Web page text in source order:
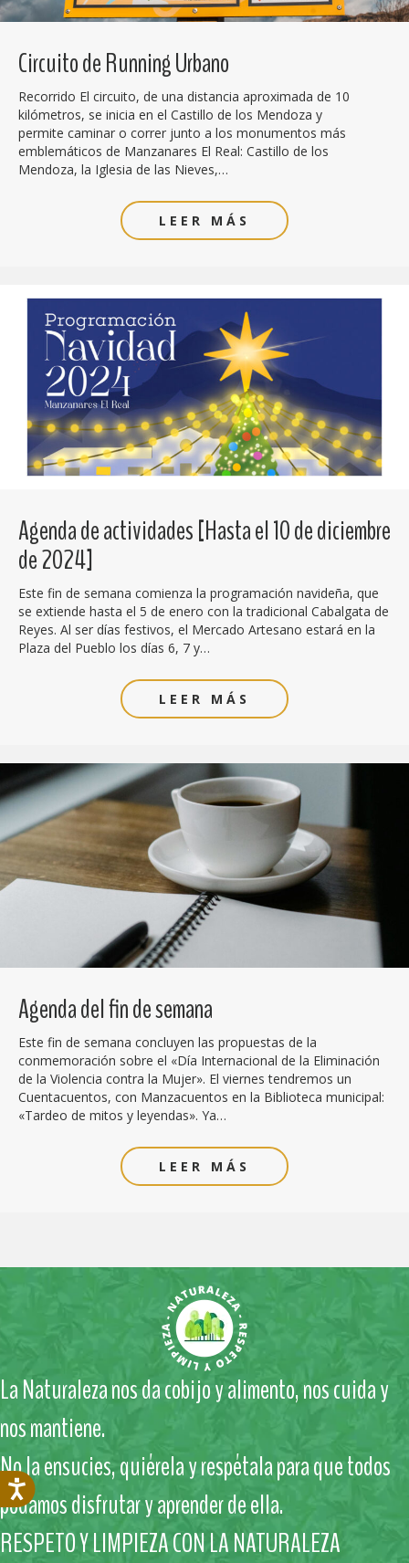
Circuito de Running Urbano
Recorrido El circuito, de una distancia aproximada de 10
kilómetros, se inicia en el Castillo de los Mendoza y
permite caminar o correr junto a los monumentos más
emblemáticos de Manzanares El Real: Castillo de los
Mendoza, la Iglesia de las Nieves,…
LEER MÁS
Agenda de actividades [Hasta el 10 de diciembre
de 2024]
Este fin de semana comienza la programación navideña, que
se extiende hasta el 5 de enero con la tradicional Cabalgata de
Reyes. Al ser días festivos, el Mercado Artesano estará en la
Plaza del Pueblo los días 6, 7 y…
LEER MÁS
Agenda del fin de semana
Este fin de semana concluyen las propuestas de la
conmemoración sobre el «Día Internacional de la Eliminación
de la Violencia contra la Mujer». El viernes tendremos un
Cuentacuentos, con Manzacuentos en la Biblioteca municipal:
«Tardeo de mitos y leyendas». Ya…
LEER MÁS
La Naturaleza nos da cobijo y alimento, nos cuida y
nos mantiene.
No la ensucies, quiérela y respétala para que todos
podamos disfrutar y aprender de ella.
RESPETO Y LIMPIEZA CON LA NATURALEZA